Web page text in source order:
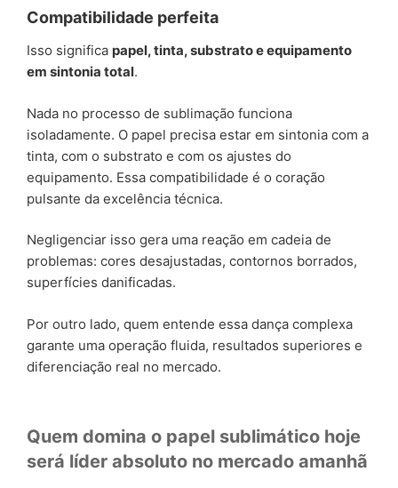
Compatibilidade perfeita
Isso significa papel, tinta, substrato e equipamento
em sintonia total.
Nada no processo de sublimação funciona
isoladamente. O papel precisa estar em sintonia com a
tinta, com o substrato e com os ajustes do
equipamento. Essa compatibilidade é o coração
pulsante da excelência técnica.
Negligenciar isso gera uma reação em cadeia de
problemas: cores desajustadas, contornos borrados,
superfícies danificadas.
Por outro lado, quem entende essa dança complexa
garante uma operação fluida, resultados superiores e
diferenciação real no mercado.
Quem domina o papel sublimático hoje
será líder absoluto no mercado amanhã